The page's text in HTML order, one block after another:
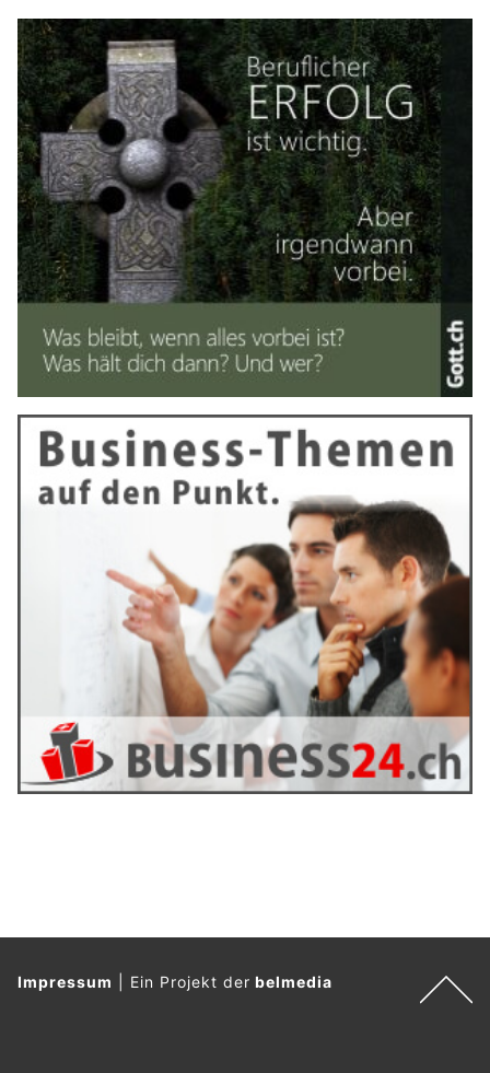
Impressum Ein Projekt derbelmedia